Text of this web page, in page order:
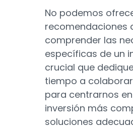
No podemos
recomendaciones
comprender las
específicas de un
crucial que
tiempo a
para centrarnos
inversión más
soluciones